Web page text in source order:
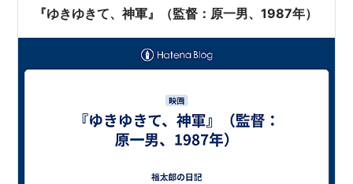
状は敵前逃亡らしいが、すでに戦争…
『ゆきゆきて、神軍』（監督：原一男、1987年）